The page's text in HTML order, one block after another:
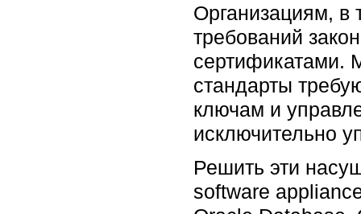
Организациям, в
требований
сертификатами.
стандарты
ключам и
исключительно
Решить эти
software